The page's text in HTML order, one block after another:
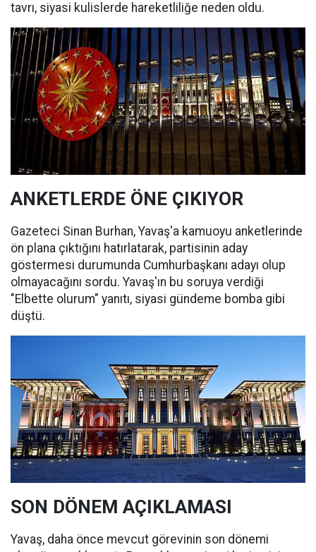
tavrı, siyasi kulislerde hareketliliğe neden oldu.
ANKETLERDE ÖNE ÇIKIYOR
Gazeteci Sinan Burhan, Yavaş'a kamuoyu anketlerinde
ön plana çıktığını hatırlatarak, partisinin aday
göstermesi durumunda Cumhurbaşkanı adayı olup
olmayacağını sordu. Yavaş'ın bu soruya verdiği
"Elbette olurum" yanıtı, siyasi gündeme bomba gibi
düştü.
SON DÖNEM AÇIKLAMASI
Yavaş, daha önce mevcut görevinin son dönemi